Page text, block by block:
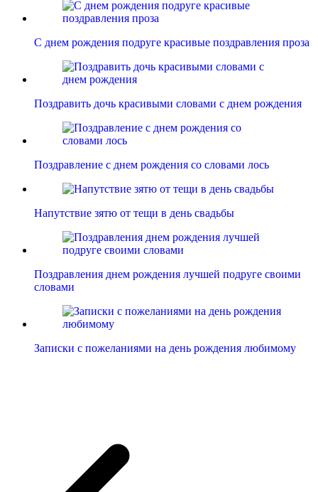
С днем рождения подруге красивые поздравления проза
Поздравить дочь красивыми словами с днем рождения
Поздравление с днем рождения со словами лось
Напутствие зятю от тещи в день свадьбы
Поздравления днем рождения лучшей подруге своими
словами
Записки с пожеланиями на день рождения любимому